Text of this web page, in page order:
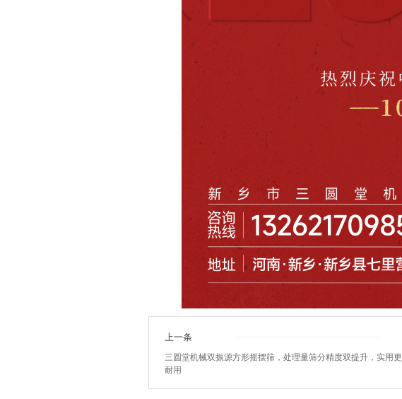
上一条
三圆堂机械双振源方形摇摆筛，处理量筛分精度双提升，实用更
耐用